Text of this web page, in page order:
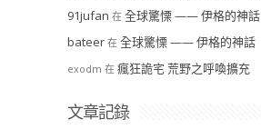
91jufan 在 全球驚慄 —— 伊格的神話
bateer 在 全球驚慄 —— 伊格的神話
exodm 在 瘋狂詭宅 荒野之呼喚擴充
文章記錄